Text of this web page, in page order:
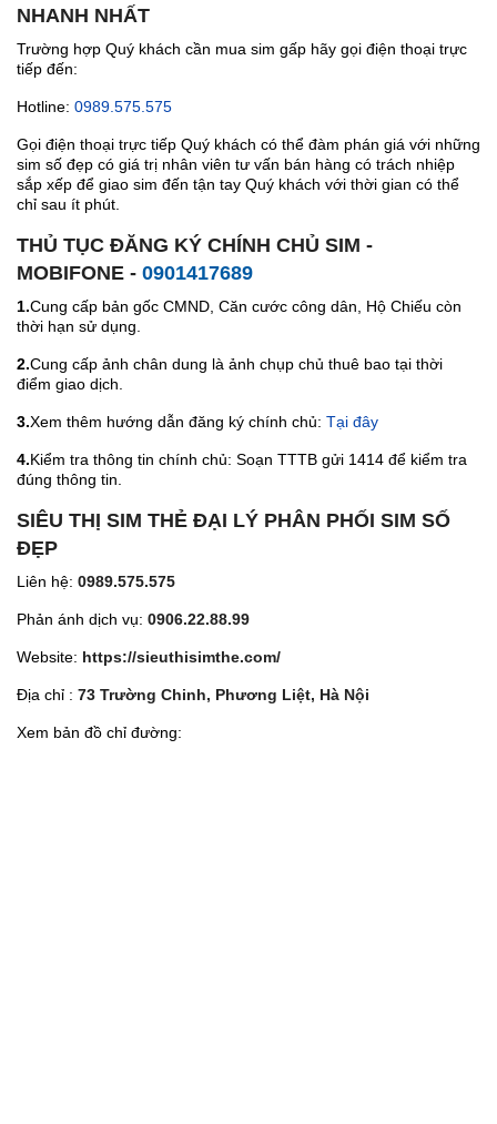
NHANH NHẤT
Trường hợp Quý khách cần mua sim gấp hãy gọi điện thoại trực
tiếp đến:
Hotline: 0989.575.575
Gọi điện thoại trực tiếp Quý khách có thể đàm phán giá với những
sim số đẹp có giá trị nhân viên tư vấn bán hàng có trách nhiệp
sắp xếp để giao sim đến tận tay Quý khách với thời gian có thể
chỉ sau ít phút.
THỦ TỤC ĐĂNG KÝ CHÍNH CHỦ SIM -
MOBIFONE - 0901417689
1.Cung cấp bản gốc CMND, Căn cước công dân, Hộ Chiếu còn
thời hạn sử dụng.
2.Cung cấp ảnh chân dung là ảnh chụp chủ thuê bao tại thời
điểm giao dịch.
3.Xem thêm hướng dẫn đăng ký chính chủ: Tại đây
4.Kiểm tra thông tin chính chủ: Soạn TTTB gửi 1414 để kiểm tra
đúng thông tin.
SIÊU THỊ SIM THẺ ĐẠI LÝ PHÂN PHỐI SIM SỐ
ĐẸP
Liên hệ: 0989.575.575
Phản ánh dịch vụ: 0906.22.88.99
Website: https://sieuthisimthe.com/
Địa chỉ : 73 Trường Chinh, Phương Liệt, Hà Nội
Xem bản đồ chỉ đường: